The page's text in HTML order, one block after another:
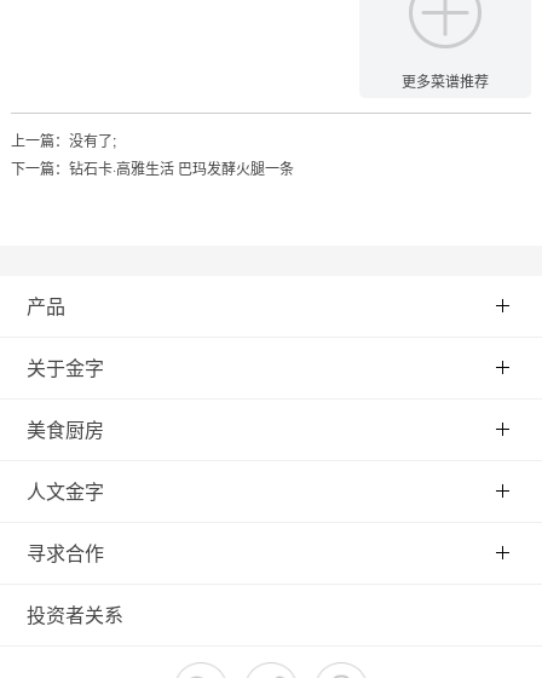
更多菜谱推荐
上一篇：没有了;
下一篇： 钻石卡·高雅生活 巴玛发酵火腿一条
产品
关于金字
美食厨房
人文金字
寻求合作
投资者关系